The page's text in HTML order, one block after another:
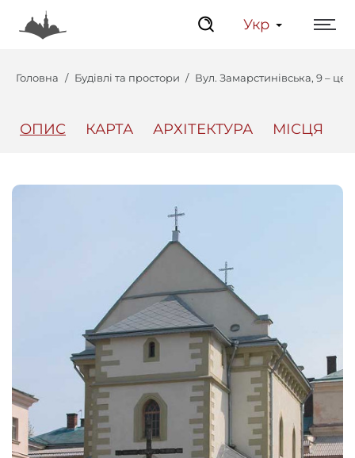
Укр
Головна Будівлі та простори Вул. Замарстинівська, 9 –
ОПИС КАРТА АРХІТЕКТУРА МІСЦЯ